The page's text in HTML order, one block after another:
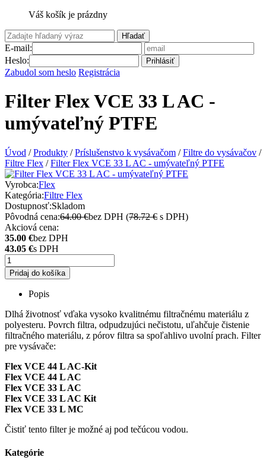
Váš košík je prázdny
Hľadať
E-mail:
Heslo:
Prihlásiť
Zabudol som heslo Registrácia
Filter Flex VCE 33 L AC -
umývateľný PTFE
Úvod / Produkty / Príslušenstvo k vysávačom / Filtre do vysávačov /
Filtre Flex / Filter Flex VCE 33 L AC - umývateľný PTFE
Vyrobca:Flex
Kategória:Filtre Flex
Dostupnosť:Skladom
Pôvodná cena:64.00 €bez DPH (78.72 € s DPH)
Akciová cena:
35.00 €bez DPH
43.05 €s DPH
Pridaj do košíka
Popis
Dlhá životnosť vďaka vysoko kvalitnému filtračnému materiálu z
polyesteru. Povrch filtra, odpudzujúci nečistotu, uľahčuje čistenie
filtračného materiálu, z pórov filtra sa spoľahlivo uvolní prach. Filter
pre vysávače:
Flex VCE 44 L AC-Kit
Flex VCE 44 L AC
Flex VCE 33 L AC
Flex VCE 33 L AC Kit
Flex VCE 33 L MC
Čistiť tento filter je možné aj pod tečúcou vodou.
Kategórie